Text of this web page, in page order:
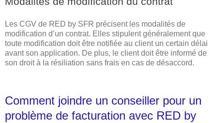
Les CGV de RED by SFR précisent les modalités de
modification d’un contrat. Elles stipulent généralement que
toute modification doit être notifiée au client un certain délai
avant son application. De plus, le client doit être informé de
son droit à la résiliation sans frais en cas de désaccord.
Comment joindre un conseiller pour un
problème de facturation avec RED by